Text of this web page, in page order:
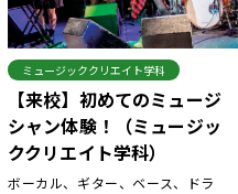
ミュージッククリエイト学科
【来校】初めてのミュージ
シャン体験！（ミュージッ
ククリエイト学科）
ボーカル、ギター、ベース、ドラ